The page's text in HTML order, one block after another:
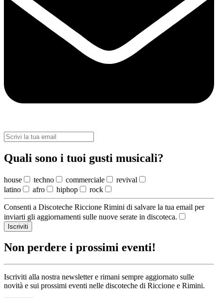
Quali sono i tuoi gusti musicali?
house techno commerciale
revival
latino
afro hiphop rock
Consenti a Discoteche Riccione Rimini di salvare la tua email per
inviarti gli aggiornamenti sulle nuove serate in discoteca.
Iscriviti
Non perdere i prossimi eventi!
Iscriviti alla nostra newsletter e rimani sempre aggiornato sulle
novità e sui prossimi eventi nelle discoteche di Riccione e Rimini.